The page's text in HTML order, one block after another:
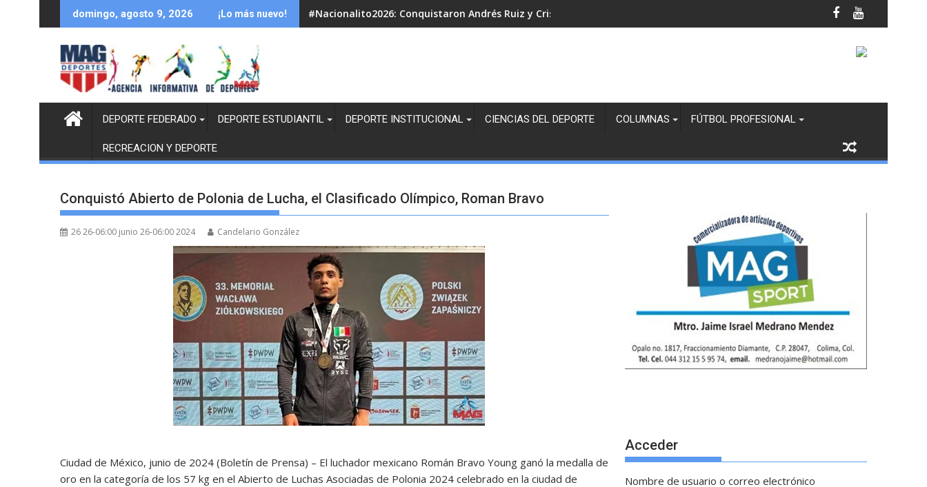
al
domingo, agosto 9, 2026 ¡Lo más nuevo! #Nacionalito2026: Conquistaron Andrés Ruiz y Cristian Villeda los Completos Juvenil e Infantil B
DEPORTE FEDERADO DEPORTE ESTUDIANTIL DEPORTE INSTITUCIONAL CIENCIAS DEL DEPORTE COLUMNAS FÚTBOL PROFESIONAL
RECREACION Y DEPORTE
Conquistó Abierto de Polonia de Lucha, el Clasificado Olímpico, Roman Bravo
26 26-06:00 junio 26-06:00 2024 Candelario González
Ciudad de México, junio de 2024 (Boletín de Prensa) – El luchador mexicano Román Bravo Young ganó la medalla de
oro en la categoría de los 57 kg en el Abierto de Luchas Asociadas de Polonia 2024 celebrado en la ciudad de
Acceder
Nombre de usuario o correo electrónico